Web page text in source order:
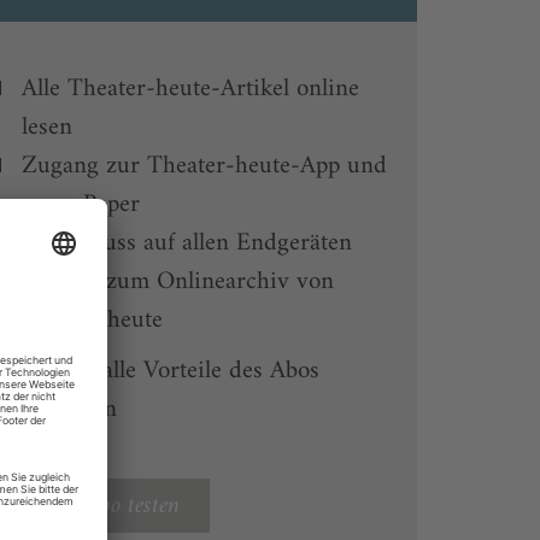
Alle Theater-heute-Artikel online
lesen
Zugang zur Theater-heute-App und
zum ePaper
Lesegenuss auf allen Endgeräten
Zugang zum Onlinearchiv von
Theater heute
können alle Vorteile des Abos
nutzen
Digital-Abo testen